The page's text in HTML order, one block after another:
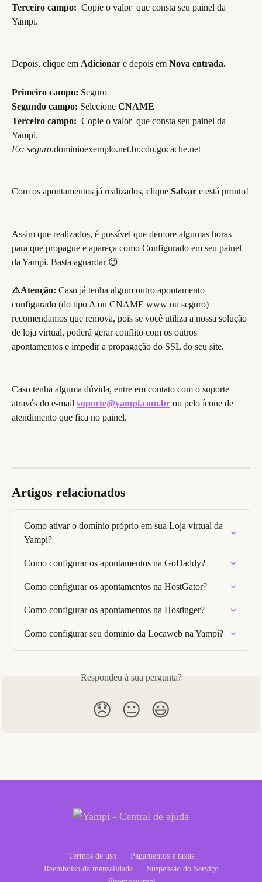
Terceiro campo: Copie o valor  que consta seu painel da
Yampi.
Depois, clique em Adicionar e depois em Nova entrada.
Primeiro campo: Seguro
Segundo campo: Selecione CNAME
Terceiro campo: Copie o valor  que consta seu painel da
Yampi.
Ex: seguro.dominioexemplo.net.br.cdn.gocache.net
Com os apontamentos já realizados, clique Salvar e está pronto!
Assim que realizados, é possível que demore algumas horas
para que propague e apareça como Configurado em seu painel
da Yampi. Basta aguardar 😉
⚠️Atenção: Caso já tenha algum outro apontamento
configurado (do tipo A ou CNAME www ou seguro)
recomendamos que remova, pois se você utiliza a nossa solução
de loja virtual, poderá gerar conflito com os outros
apontamentos e impedir a propagação do SSL do seu site.
Caso tenha alguma dúvida, entre em contato com o suporte
através do e-mail suporte@yampi.com.br ou pelo ícone de
atendimento que fica no painel.
Artigos relacionados
Como ativar o domínio próprio em sua Loja virtual da
Yampi?
Como configurar os apontamentos na GoDaddy?
Como configurar os apontamentos na HostGator?
Como configurar os apontamentos na Hostinger?
Como configurar seu domínio da Locaweb na Yampi?
Respondeu à sua pergunta?
😞 😐 😃
Termos de uso
Pagamentos e taxas
Reembolso da mensalidade
Suspensão do Serviço